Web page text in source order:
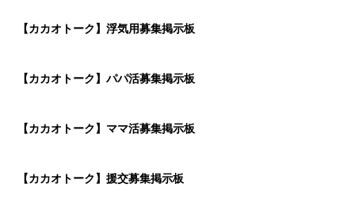
【カカオトーク】浮気用募集掲示板
【カカオトーク】パパ活募集掲示板
【カカオトーク】ママ活募集掲示板
【カカオトーク】援交募集掲示板